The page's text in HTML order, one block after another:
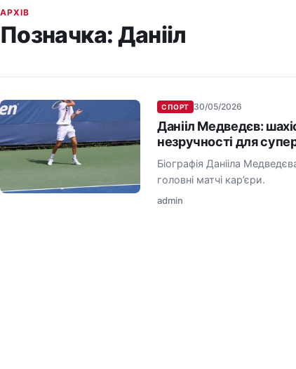
АРХІВ
Позначка: Данііл
СПОРТ 30/05/2026
Данііл Медведєв:
незручності для
Біографія Данііла
головні матчі кар’єри.
admin